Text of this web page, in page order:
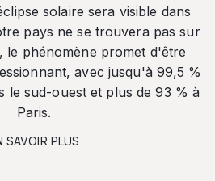
solaire sera visible dans
pays ne se trouvera pas sur
le phénomène promet d'être
avec jusqu'à 99,5 %
le sud-ouest et plus de 93 % à
Paris.
SAVOIR PLUS